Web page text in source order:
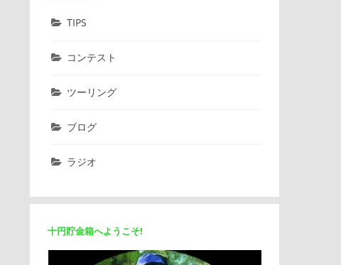
TIPS
コンテスト
ツーリング
ブログ
ラジオ
十円貯金箱へようこそ!